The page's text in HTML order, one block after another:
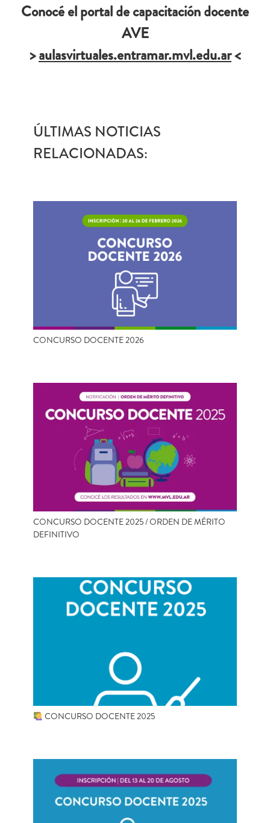
Conocé el portal de capacitación docente
AVE
>aulasvirtuales.entramar.mvl.edu.ar<
ÚLTIMAS NOTICIAS
RELACIONADAS:
CONCURSO DOCENTE 2026
CONCURSO DOCENTE 2025 / ORDEN DE MÉRITO
DEFINITIVO
CONCURSO DOCENTE 2025